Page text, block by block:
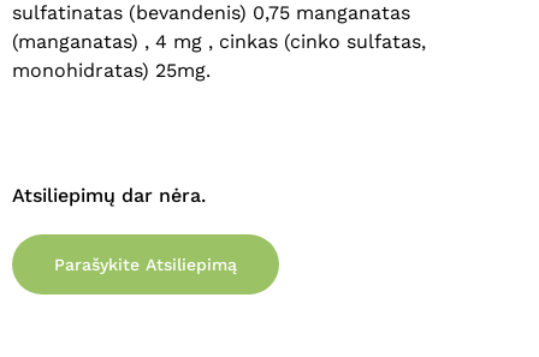
Krepšelyje nėra produktų.
sulfatinatas (bevandenis) 0,75 manganatas
(manganatas) , 4 mg , cinkas (cinko sulfatas,
monohidratas) 25mg.
Atsiliepimų dar nėra.
Parašykite Atsiliepimą